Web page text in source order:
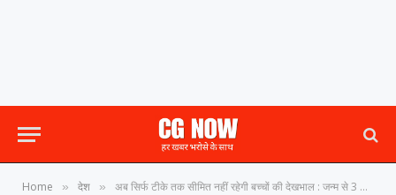
Home » देश » अब सिर्फ टीके तक सीमित नहीं रहेगी बच्चों की देखभाल : जन्म से 3 साल तक हर बच्चे की रेगुलर मॉनिटरिंग करेगी सरकार